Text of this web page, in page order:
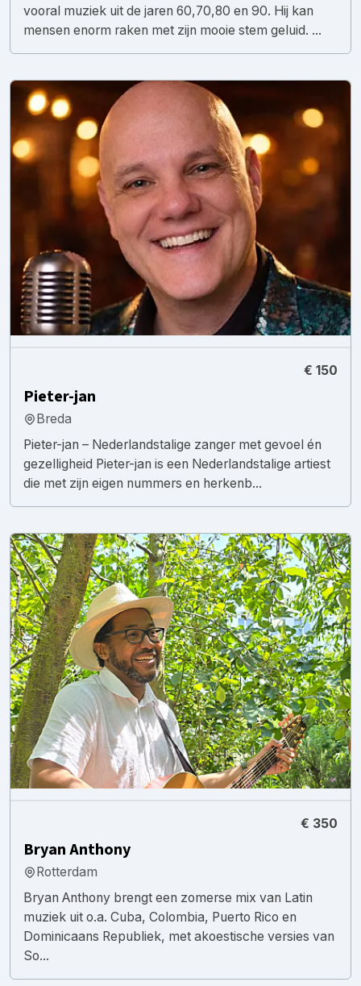
vooral muziek uit de jaren 60,70,80 en 90. Hij kan
mensen enorm raken met zijn mooie stem geluid. ...
€ 150
Pieter-jan
Breda
Pieter-jan – Nederlandstalige zanger met gevoel én
gezelligheid Pieter-jan is een Nederlandstalige artiest
die met zijn eigen nummers en herkenb...
€ 350
Bryan Anthony
Rotterdam
Bryan Anthony brengt een zomerse mix van Latin
muziek uit o.a. Cuba, Colombia, Puerto Rico en
Dominicaans Republiek, met akoestische versies van
So...